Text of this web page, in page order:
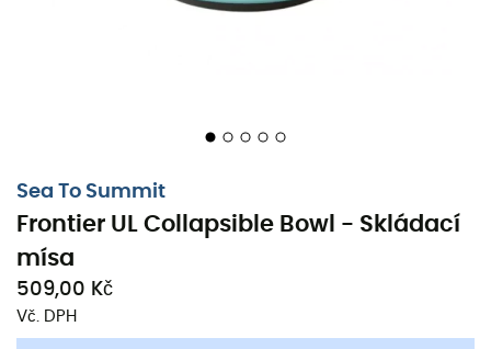
Sea To Summit
Frontier UL Collapsible Bowl - Skládací
mísa
509,00 Kč
Vč. DPH